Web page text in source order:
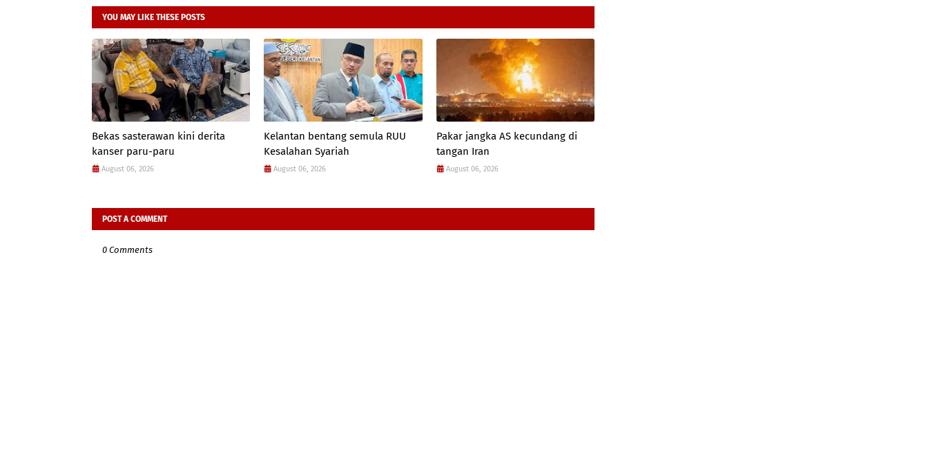
YOU MAY LIKE THESE POSTS
Bekas sasterawan kini derita
kanser paru-paru
August 06, 2026
Kelantan bentang semula RUU
Kesalahan Syariah
August 06, 2026
Pakar jangka AS kecundang di
tangan Iran
August 06, 2026
POST A COMMENT
0 Comments